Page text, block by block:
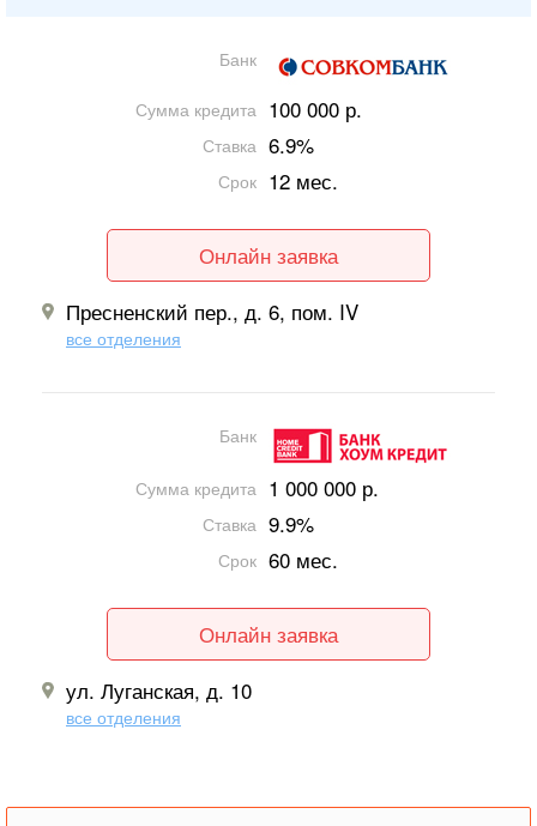
Банк
Сумма кредита 100 000 р.
Ставка 6.9%
Срок 12 мес.
Онлайн заявка
Пресненский пер., д. 6, пом. IV
все отделения
Банк
Сумма кредита 1 000 000 р.
Ставка 9.9%
Срок 60 мес.
Онлайн заявка
ул. Луганская, д. 10
все отделения